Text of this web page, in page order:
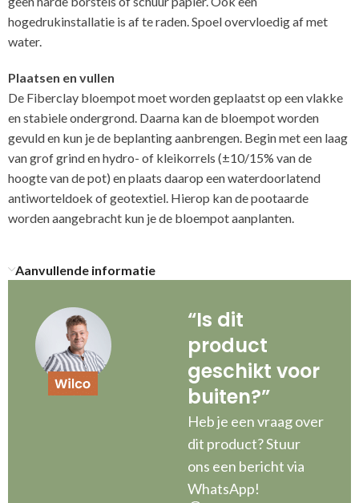
hogedrukinstallatie is af te raden. Spoel overvloedig af met
water.
Plaatsen en vullen
De Fiberclay bloempot moet worden geplaatst op een vlakke
en stabiele ondergrond. Daarna kan de bloempot worden
gevuld en kun je de beplanting aanbrengen. Begin met een laag
van grof grind en hydro- of kleikorrels (±10/15% van de
hoogte van de pot) en plaats daarop een waterdoorlatend
antiworteldoek of geotextiel. Hierop kan de pootaarde
worden aangebracht kun je de bloempot aanplanten.
Aanvullende informatie
“Is dit
product
geschikt voor
buiten?”
Heb je een vraag over
dit product? Stuur
ons een bericht via
WhatsApp!